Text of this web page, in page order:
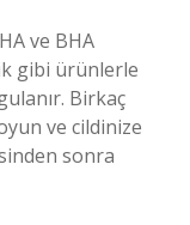
ve BHA
gibi ürünlerle
Birkaç
ve cildinize
sonra